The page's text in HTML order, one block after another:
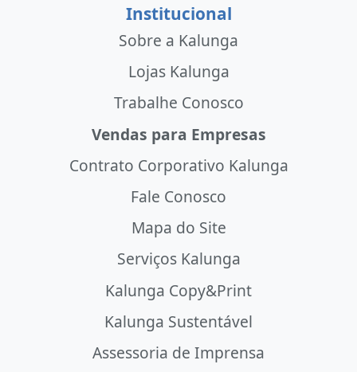
Institucional
Sobre a Kalunga
Lojas Kalunga
Trabalhe Conosco
Vendas para Empresas
Contrato Corporativo Kalunga
Fale Conosco
Mapa do Site
Serviços Kalunga
Kalunga Copy&Print
Kalunga Sustentável
Assessoria de Imprensa